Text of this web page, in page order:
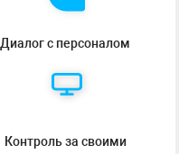
Диалог с персоналом
Контроль за своими